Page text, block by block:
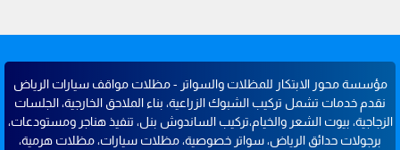
مؤسسة محور الابتكار للمظلات والسواتر - مظلات مواقف سيارات الرياض
نقدم خدمات تشمل تركيب الشبوك الزراعية، بناء الملاحق الخارجية، الجلسات
الزجاجية، بيوت الشعر والخيام،تركيب الساندوش بنل، تنفيذ هناجر ومستودعات،
برجولات حدائق الرياض، سواتر خصوصية، مظلات سيارات، مظلات هرمية،